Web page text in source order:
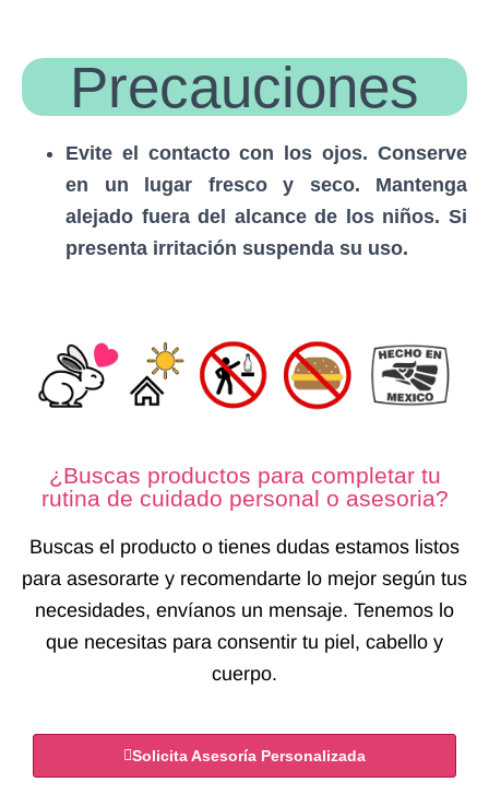
Precauciones
Evite el contacto con los ojos. Conserve
en un lugar fresco y seco. Mantenga
alejado fuera del alcance de los niños. Si
presenta irritación suspenda su uso.
¿Buscas productos para completar tu
rutina de cuidado personal o asesoria?
Buscas el producto o tienes dudas estamos listos
para asesorarte y recomendarte lo mejor según tus
necesidades, envíanos un mensaje. Tenemos lo
que necesitas para consentir tu piel, cabello y
cuerpo.
Solicita Asesoría Personalizada